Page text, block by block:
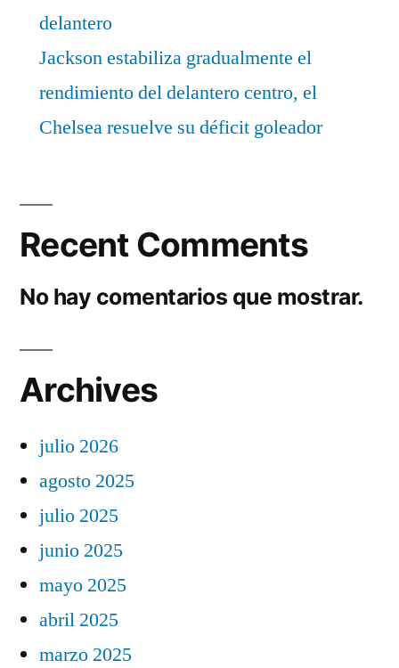
delantero
Jackson estabiliza gradualmente el
rendimiento del delantero centro, el
Chelsea resuelve su déficit goleador
Recent Comments
No hay comentarios que mostrar.
Archives
julio 2026
agosto 2025
julio 2025
junio 2025
mayo 2025
abril 2025
marzo 2025